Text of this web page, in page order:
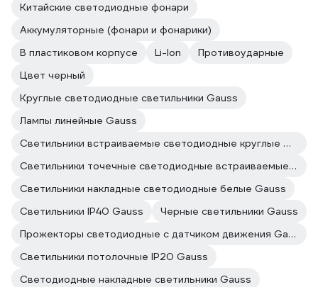
Китайские светодиодные фонари
Аккумуляторные (фонари и фонарики)
В пластиковом корпусе
Li-Ion
Противоударные
Цвет черный
Круглые светодиодные светильники Gauss
Лампы линейные Gauss
Светильники встраиваемые светодиодные круглые Gauss
Светильники точечные светодиодные встраиваемые Gauss
Светильники накладные светодиодные белые Gauss
Светильники IP40 Gauss
Черные светильники Gauss
Прожекторы светодиодные с датчиком движения Gauss
Светильники потолочные IP20 Gauss
Светодиодные накладные светильники Gauss